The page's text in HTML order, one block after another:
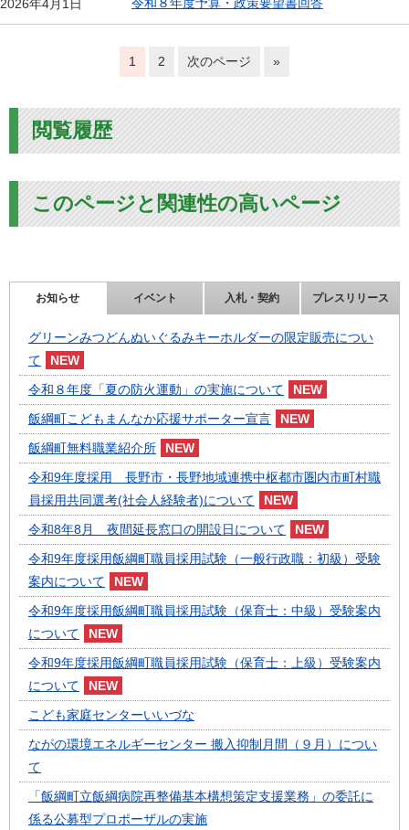
2026年4月1日 令和８年度予算・政策要望書回答
1 2 次のページ »
閲覧履歴
このページと関連性の高いページ
お知らせ イベント 入札・契約 プレスリリース
グリーンみつどんぬいぐるみキーホルダーの限定販売につい
て
令和８年度「夏の防火運動」の実施について
飯綱町こどもまんなか応援サポーター宣言
飯綱町無料職業紹介所
令和9年度採用 長野市・長野地域連携中枢都市圏内市町村職
員採用共同選考(社会人経験者)について
令和8年8月 夜間延長窓口の開設日について
令和9年度採用飯綱町職員採用試験（一般行政職：初級）受験
案内について
令和9年度採用飯綱町職員採用試験（保育士：中級）受験案内
について
令和9年度採用飯綱町職員採用試験（保育士：上級）受験案内
について
こども家庭センターいいづな
ながの環境エネルギーセンター 搬入抑制月間（９月）につい
て
「飯綱町立飯綱病院再整備基本構想策定支援業務」の委託に
係る公募型プロポーザルの実施